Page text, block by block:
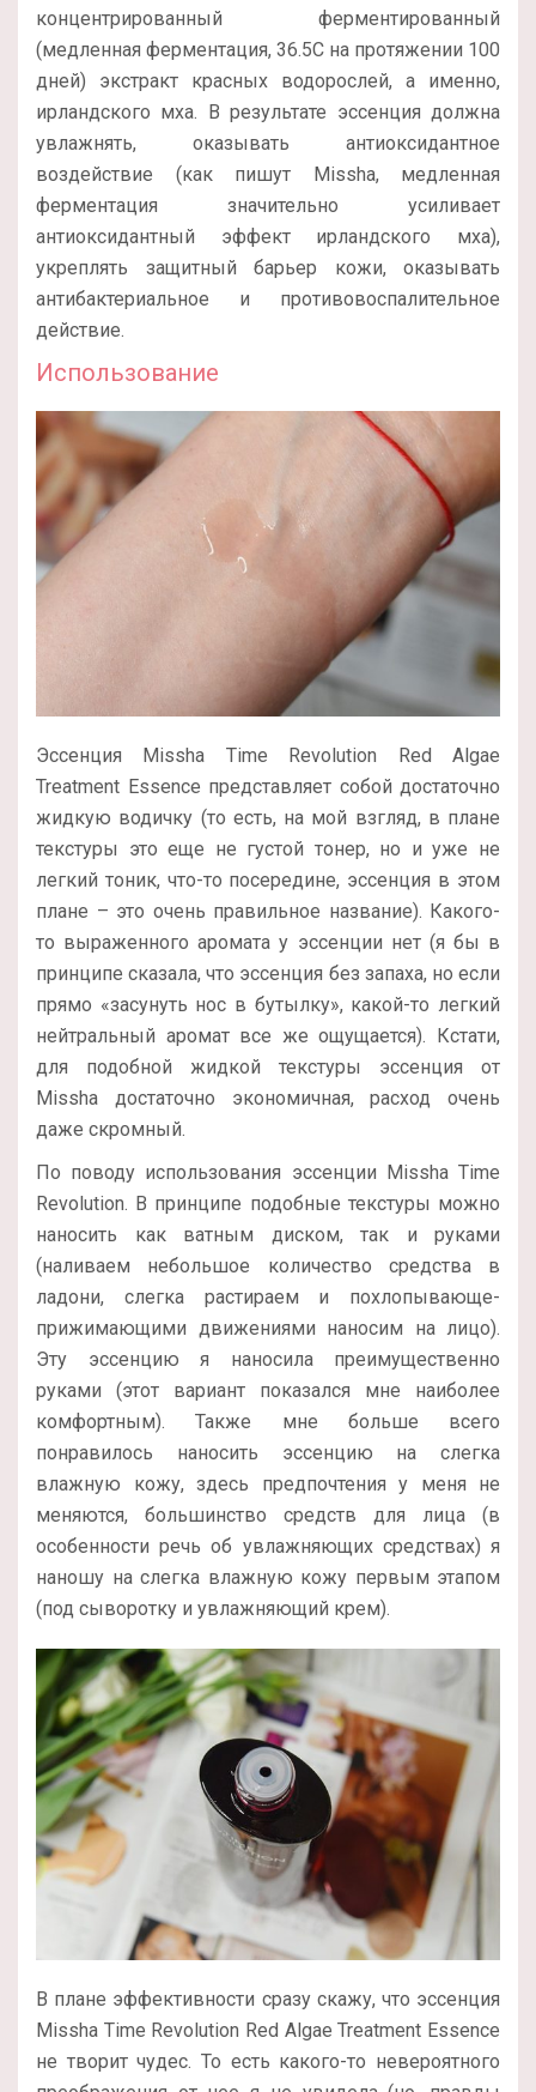
концентрированный ферментированный
(медленная ферментация, 36.5C на протяжении 100
дней) экстракт красных водорослей, а именно,
ирландского мха. В результате эссенция должна
увлажнять, оказывать антиоксидантное
воздействие (как пишут Missha, медленная
ферментация значительно усиливает
антиоксидантный эффект ирландского мха),
укреплять защитный барьер кожи, оказывать
антибактериальное и противовоспалительное
действие.
Использование
Эссенция Missha Time Revolution Red Algae
Treatment Essence представляет собой достаточно
жидкую водичку (то есть, на мой взгляд, в плане
текстуры это еще не густой тонер, но и уже не
легкий тоник, что-то посередине, эссенция в этом
плане – это очень правильное название). Какого-
то выраженного аромата у эссенции нет (я бы в
принципе сказала, что эссенция без запаха, но если
прямо «засунуть нос в бутылку», какой-то легкий
нейтральный аромат все же ощущается). Кстати,
для подобной жидкой текстуры эссенция от
Missha достаточно экономичная, расход очень
даже скромный.
По поводу использования эссенции Missha Time
Revolution. В принципе подобные текстуры можно
наносить как ватным диском, так и руками
(наливаем небольшое количество средства в
ладони, слегка растираем и похлопывающе-
прижимающими движениями наносим на лицо).
Эту эссенцию я наносила преимущественно
руками (этот вариант показался мне наиболее
комфортным). Также мне больше всего
понравилось наносить эссенцию на слегка
влажную кожу, здесь предпочтения у меня не
меняются, большинство средств для лица (в
особенности речь об увлажняющих средствах) я
наношу на слегка влажную кожу первым этапом
(под сыворотку и увлажняющий крем).
В плане эффективности сразу скажу, что эссенция
Missha Time Revolution Red Algae Treatment Essence
не творит чудес. То есть какого-то невероятного